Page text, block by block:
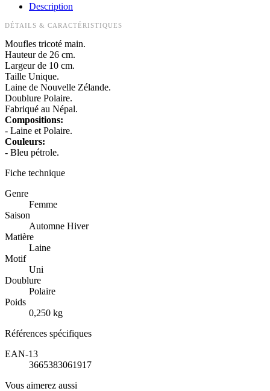
Description
DÉTAILS & CARACTÉRISTIQUES
Moufles tricoté main.
Hauteur de 26 cm.
Largeur de 10 cm.
Taille Unique.
Laine de Nouvelle Zélande.
Doublure Polaire.
Fabriqué au Népal.
Compositions:
- Laine et Polaire.
Couleurs:
- Bleu pétrole.
Fiche technique
Genre
Femme
Saison
Automne Hiver
Matière
Laine
Motif
Uni
Doublure
Polaire
Poids
0,250 kg
Références spécifiques
EAN-13
3665383061917
Vous aimerez aussi